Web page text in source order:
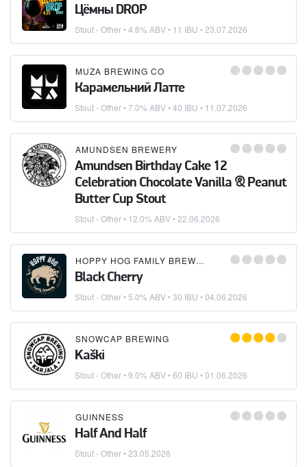
Цёмны DROP
Stout - Other• 4.6% ABV • 11 IBU •23.07.2026
MUZA BREWING CO
Карамельний Латте
Stout - Other• 7.0% ABV • 40 IBU • 11.07.2026
AMUNDSEN BREWERY
Amundsen Birthday Cake 12
Celebration Chocolate Vanilla & Peanut
Butter Cup Stout
Stout - Other• 12.0% ABV •22.06.2026
HOPPY HOG FAMILY BREWERY
Black Cherry
Stout - Other• 5.0% ABV • 30 IBU •04.06.2026
SNOWCAP BREWING
Kaški
Stout - Other• 9.0% ABV • 60 IBU •01.06.2026
GUINNESS
Half And Half
Stout - Other•23.05.2026